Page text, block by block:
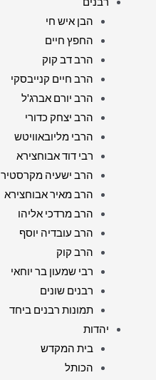
הבן איש חי
החפץ חיים
הרב דב קוק
הרב חיים קנייבסקי
הרב יורם אברג'ל
הרב יצחק כדורי
הרבי מליובאוויטש
רבי דוד אבוחצירא
הרב ישעיה מקרסטיר
הרב מאיר אבוחצירא
הרב מרדכי אליהו
הרב עובדיה יוסף
הרב קוק
רבי שמעון בר יוחאי
רבנים שונים
תמונות רבנים ביחד
יהדות
בית המקדש
הכותל